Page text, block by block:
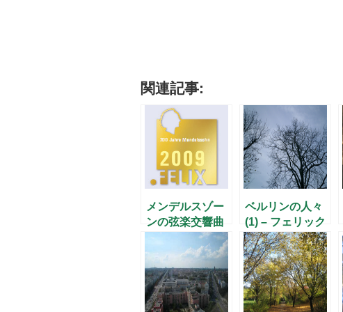
関連記事:
メンデルスゾー
ンの弦楽交響曲
を聴く
ベルリンの人々
(1) – フェリック
ス・メンデルス
ゾーン –